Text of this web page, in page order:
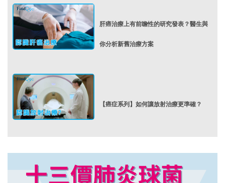
肝癌治療上有前瞻性的研究發表？醫生與
你分析新舊治療方案
【癌症系列】如何讓放射治療更準確？